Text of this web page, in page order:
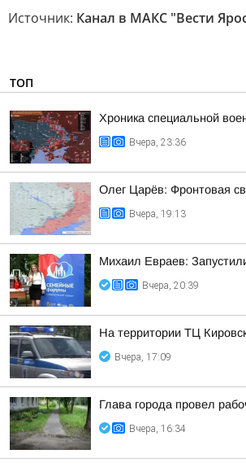
Источник: Канал в МАКС "Вести
ТОП
Хроника специальной
Вчера, 23:36
Олег Царёв: Фронтовая
Вчера, 19:13
Михаил Евраев:
Вчера, 20:39
На территории ТЦ
Вчера, 17:09
Глава города провел
Вчера, 16:34